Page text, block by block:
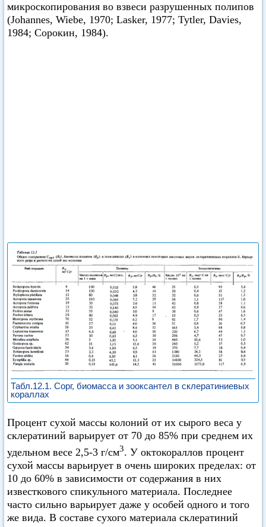
микроскопирования во взвеси разрушенных полипов
(Johannes, Wiebe, 1970; Lasker, 1977; Tytler, Davies,
1984; Сорокин, 1984).
Табл.12.1. Сорг, биомасса и зооксантел в склератиниевых
кораллах
Процент сухой массы колоний от их сырого веса у
склератиний варьирует от 70 до 85% при среднем их
удельном весе 2,5-3 г/см3. У октокораллов процент
сухой массы варьирует в очень широких пределах: от
10 до 60% в зависимости от содержания в них
известкового спикульного материала. Последнее
часто сильно варьирует даже у особей одного и того
же вида. В составе сухого материала склератиний